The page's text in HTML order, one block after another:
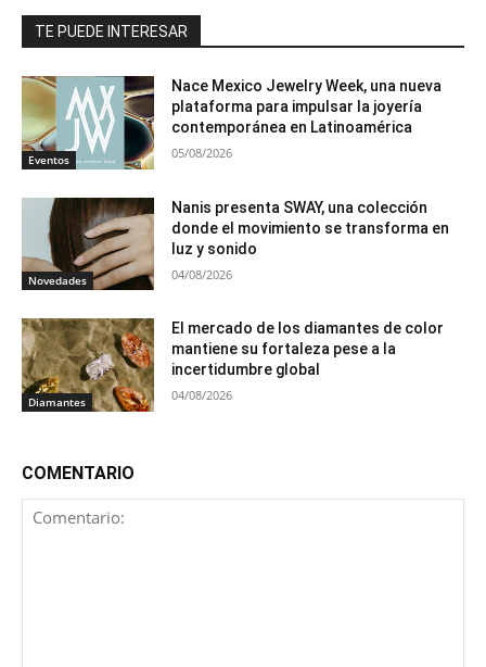
TE PUEDE INTERESAR
Eventos
Nace Mexico Jewelry Week, una nueva
plataforma para impulsar la joyería
contemporánea en Latinoamérica
05/08/2026
Novedades
Nanis presenta SWAY, una colección
donde el movimiento se transforma en
luz y sonido
04/08/2026
Diamantes
El mercado de los diamantes de color
mantiene su fortaleza pese a la
incertidumbre global
04/08/2026
COMENTARIO